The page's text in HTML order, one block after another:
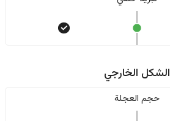
الشكل الخارجي
حجم العجلة